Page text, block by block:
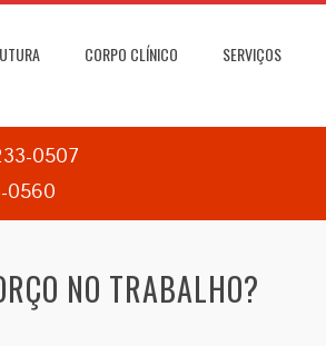
CORPO CLÍNICO SERVIÇOS
0507
0560
NO TRABALHO?